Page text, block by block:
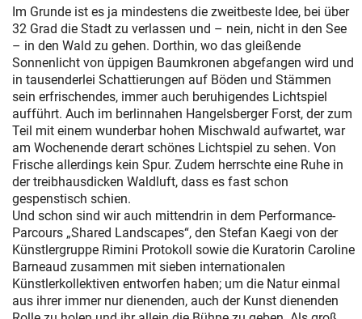
Im Grunde ist es ja mindestens die zweitbeste Idee, bei über
32 Grad die Stadt zu verlassen und – nein, nicht in den See
– in den Wald zu gehen. Dorthin, wo das gleißende
Sonnenlicht von üppigen Baumkronen abgefangen wird und
in tausenderlei Schattierungen auf Böden und Stämmen
sein erfrischendes, immer auch beruhigendes Lichtspiel
aufführt. Auch im berlinnahen Hangelsberger Forst, der zum
Teil mit einem wunderbar hohen Mischwald aufwartet, war
am Wochenende derart schönes Lichtspiel zu sehen. Von
Frische allerdings kein Spur. Zudem herrschte eine Ruhe in
der treibhausdicken Waldluft, dass es fast schon
gespenstisch schien.
Und schon sind wir auch mittendrin in dem Performance-
Parcours „Shared Landscapes“, den Stefan Kaegi von der
Künstlergruppe Rimini Protokoll sowie die Kuratorin Caroline
Barneaud zusammen mit sieben internationalen
Künstlerkollektiven entworfen haben; um die Natur einmal
aus ihrer immer nur dienenden, auch der Kunst dienenden